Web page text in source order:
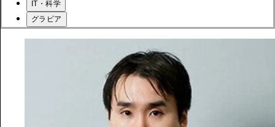
IT・科学
グラビア